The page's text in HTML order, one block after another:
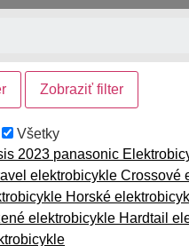
Zobraziť filter
Všetky
2023 panasonic
elektrobicykle Crossové
Horské
elektrobicykle Hardtail